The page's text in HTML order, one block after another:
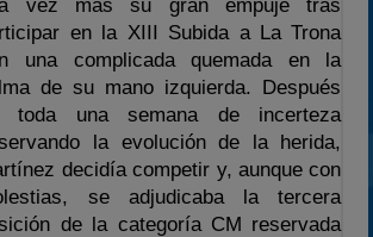
Preguntas Frecuentes
vez más su gran empuje tras
en la XIII Subida a La Trona
una complicada quemada en la
de su mano izquierda. Después
toda una semana de incerteza
la evolución de la herida,
decidía competir y, aunque con
se adjudicaba la tercera
de la categoría CM reservada